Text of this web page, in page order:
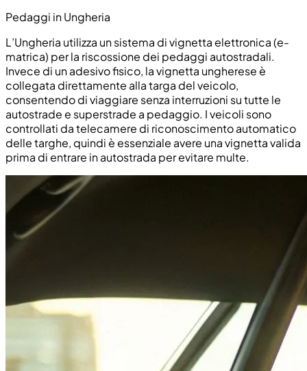
Pedaggi in Ungheria
L’Ungheria utilizza un sistema di vignetta elettronica (e-
matrica) per la riscossione dei pedaggi autostradali.
Invece di un adesivo fisico, la vignetta ungherese è
collegata direttamente alla targa del veicolo,
consentendo di viaggiare senza interruzioni su tutte le
autostrade e superstrade a pedaggio. I veicoli sono
controllati da telecamere di riconoscimento automatico
delle targhe, quindi è essenziale avere una vignetta valida
prima di entrare in autostrada per evitare multe.